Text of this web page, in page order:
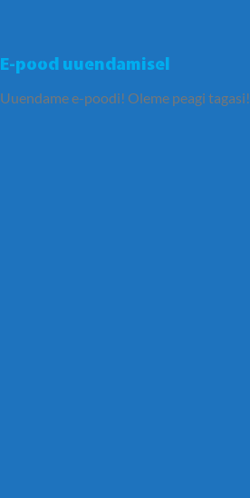
E-pood uuendamisel
Uuendame e-poodi! Oleme peagi tagasi!